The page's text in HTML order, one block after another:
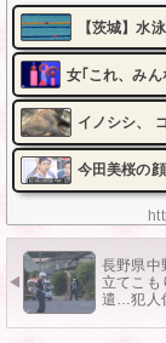
【茨城】水
女｢これ、み
イノシシ、
今田美桜の
長野県中
立てこも
遣…犯人